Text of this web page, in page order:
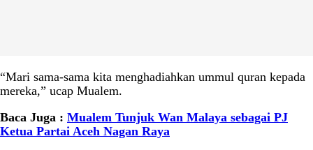
“Mari sama-sama kita menghadiahkan ummul quran kepada
mereka,” ucap Mualem.
Baca Juga : Mualem Tunjuk Wan Malaya sebagai PJ
Ketua Partai Aceh Nagan Raya